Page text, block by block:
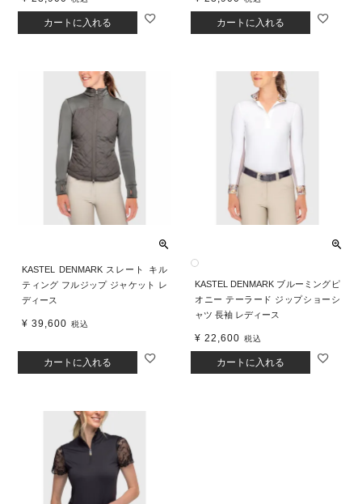
カートに入れる カートに入れる
KASTEL DENMARK スレート キル
ティング フルジップ ジャケット レ
ディース
¥ 39,600 税込
カートに入れる
KASTEL DENMARK ブルーミングピ
オニー テーラード ジップショーシ
ャツ 長袖 レディース
¥ 22,600 税込
カートに入れる